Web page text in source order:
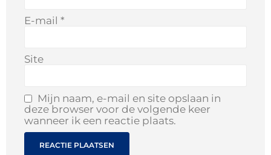
E-mail *
Site
Mijn naam, e-mail en site opslaan in
deze browser voor de volgende keer
wanneer ik een reactie plaats.